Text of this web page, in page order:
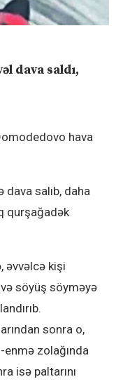
dava saldı,
hava
salıb, daha
qurşağadək
əvvəlcə kişi
söyüş söyməyə
sonra o,
zolağında
isə paltarını